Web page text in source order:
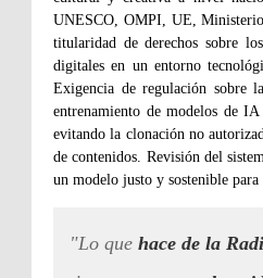
UNESCO, OMPI, UE,
titularidad de derechos sobre
digitales en un entorno
Exigencia de regulación sobre
entrenamiento de modelos de
evitando la clonación no
de contenidos. Revisión del
un modelo justo y sostenible
"Lo que hace de la